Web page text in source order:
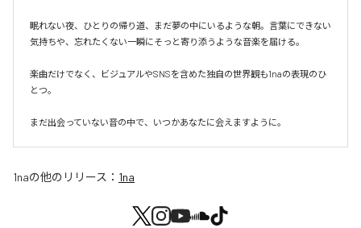
眠れない夜、ひとりの帰り道、まだ夢の中にいるような朝。言葉にできない
気持ちや、忘れたくない一瞬にそっと寄り添うような音楽を届ける。
楽曲だけでなく、ビジュアルやSNSを含めた独自の世界観も1naの表現のひ
とつ。
まだ出会っていない音の中で、いつかあなたに会えますように。
1naの他のリリース： 1na